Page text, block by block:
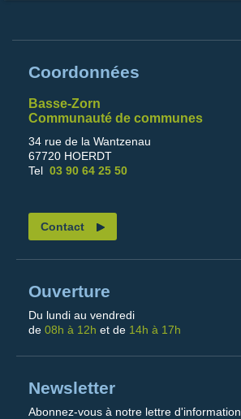
Coordonnées
Basse-Zorn
Communauté de communes
34 rue de la Wantzenau
67720 HOERDT
Tel 03 90 64 25 50
Contact
Ouverture
Du lundi au vendredi
de 08h à 12h et de 14h à 17h
Newsletter
Abonnez-vous à notre lettre d'information.